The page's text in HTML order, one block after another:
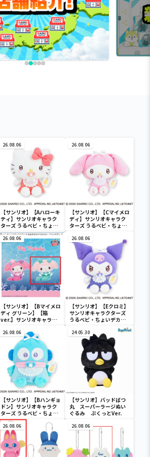
26.08.06
【サンリオ】【Aハローキ
ティ】サンリオキャラク
ターズ うるベビ・ちょい
デカドール
26.08.06
【サンリオ】【Cマイメロ
ディ】サンリオキャラク
ターズ うるベビ・ちょい
26.08.06
【サンリオ】【Bマイメロ
ディ グリーン】【箱
ver.】サンリオキャラク
SOFVIMATES～マイメロ
ディ マーメイドver. ～
26.08.06
【サンリオ】【Eクロミ】
サンリオキャラクターズ
うるベビ・ちょいデカド
26.08.06
【サンリオ】【Bハンギョ
ドン】サンリオキャラク
ターズ うるベビ・ちょい
デカドール
24.05.30
【サンリオ】バッドばつ
丸 スーパーラージぬい
ぐるみ ぷくっとVer.
26.08.06 26.08.06